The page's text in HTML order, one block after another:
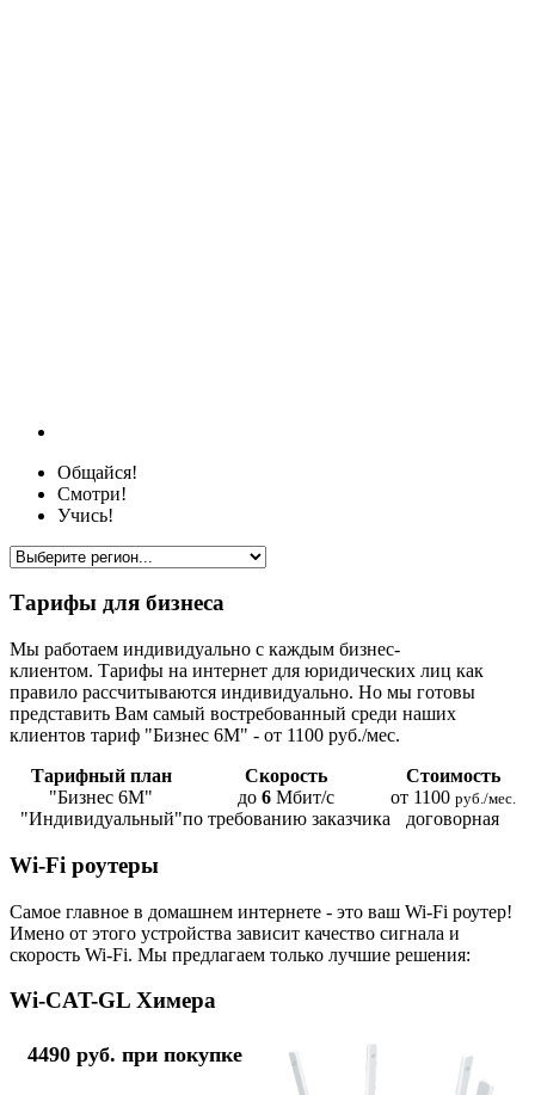
Общайся!
Смотри!
Учись!
Тарифы для бизнеса
Мы работаем индивидуально с каждым бизнес-
клиентом. Тарифы на интернет для юридических лиц как
правило рассчитываются индивидуально. Но мы готовы
представить Вам самый востребованный среди наших
клиентов тариф "Бизнес 6М" - от 1100 руб./мес.
Тарифный план
Скорость
Стоимость
"Бизнес 6М"
до 6 Мбит/с от 1100 руб./мес.
"Индивидуальный"по требованию заказчика договорная
Wi-Fi роутеры
Самое главное в домашнем интернете - это ваш Wi-Fi роутер!
Имено от этого устройства зависит качество сигнала и
скорость Wi-Fi. Мы предлагаем только лучшие решения:
Wi-CAT-GL Химера
4490 руб. при покупке